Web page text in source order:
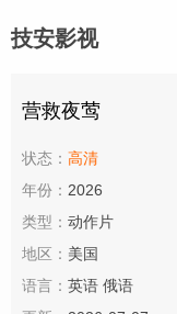
技安影视
营救夜莺
状态： 高清
年份： 2026
类型： 动作片
地区： 美国
语言： 英语 俄语